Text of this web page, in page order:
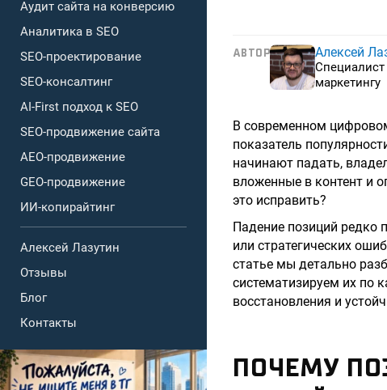
Аудит сайта на конверсию
Аналитика в SEO
SEO-проектирование
SEO-консалтинг
AI-First подход к SEO
SEO-продвижение сайта
AEO-продвижение
GEO-продвижение
ИИ-копирайтинг
Алексей Лазутин
Отзывы
Блог
Контакты
АВТОР Алексей
маркетингу
В современном
показатель
начинают падать,
вложенные в контент и
это исправить?
Падение позиций редко
или стратегических
статье мы детально
систематизируем их по
восстановления и
ПОЧЕМУ